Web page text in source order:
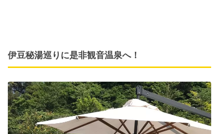
伊豆秘湯巡りに是非観音温泉へ！